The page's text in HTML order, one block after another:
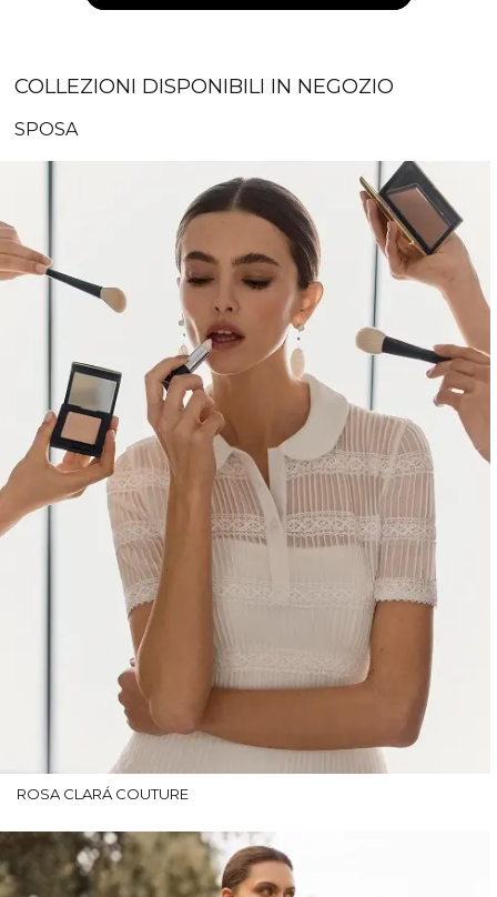
COLLEZIONI DISPONIBILI IN NEGOZIO
SPOSA
ROSA CLARÁ COUTURE